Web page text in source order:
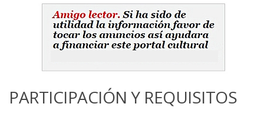
PARTICIPACIÓN Y REQUISITOS